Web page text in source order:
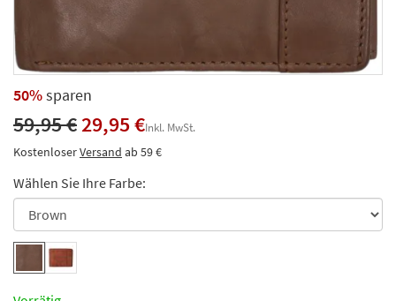
50%sparen
59,95 €29,95 €Inkl. MwSt.
KostenloserVersand ab 59 €
Wählen Sie Ihre Farbe: